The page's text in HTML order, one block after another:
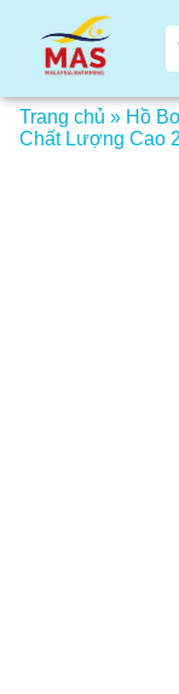
Trang chủ » Hồ
Chất Lượng Cao